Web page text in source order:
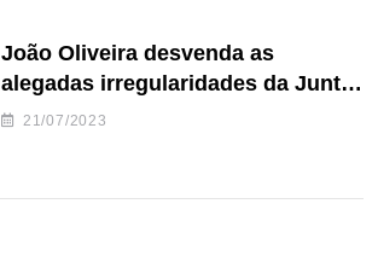
João Oliveira desvenda as
alegadas irregularidades da Junta
de Freguesia S. João de Ver
21/07/2023